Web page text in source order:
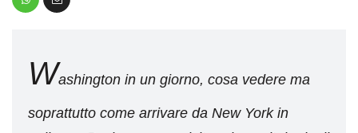
Washington in un giorno, cosa vedere ma
soprattutto come arrivare da New York in